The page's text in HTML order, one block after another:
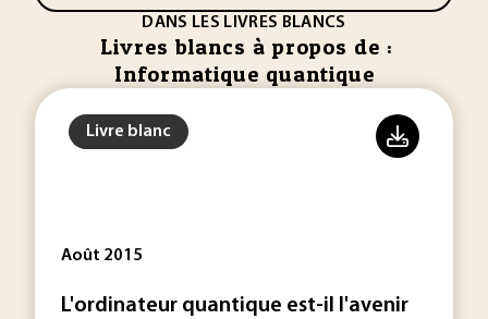
DANS LES LIVRES BLANCS
Livres blancs à propos de :
Informatique quantique
Livre blanc
Août 2015
L'ordinateur quantique est-il l'avenir